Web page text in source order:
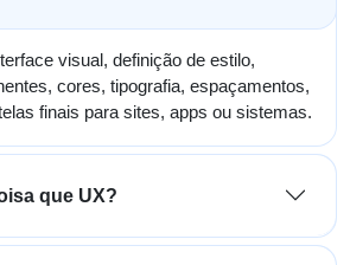
visual, definição de estilo,
cores, tipografia, espaçamentos,
finais para sites, apps ou sistemas.
que UX?